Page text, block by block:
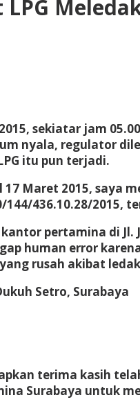
sekiatar jam
nyala, regulator
itu pun terjadi.
Maret 2015, saya
436.10.28/2015,
pertamina di Jl.
human error
rusah akibat
Setro, Surabaya
terima kasih
Surabaya untuk